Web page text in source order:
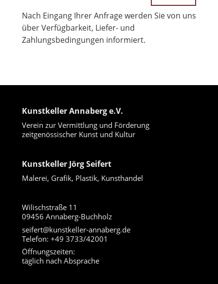
Nach Eingang Ihrer Anfrage werden Sie von uns
über Verfügbarkeit, Liefer- und
Zahlungsbedingungen informiert.
Kunstkeller Annaberg e.V.
Verein zur Vermittlung und Förderung
zeitgenössischer Kunst und Kultur
Kunstkeller Jörg Seifert
Malerei, Grafik, Plastik, Kunsthandel
Wilischstraße 11
09456 Annaberg-Buchholz
seifert@kunstkeller-annaberg.de
Telefon: +49 3733/42001
Öffnungszeiten:
täglich nach Absprache